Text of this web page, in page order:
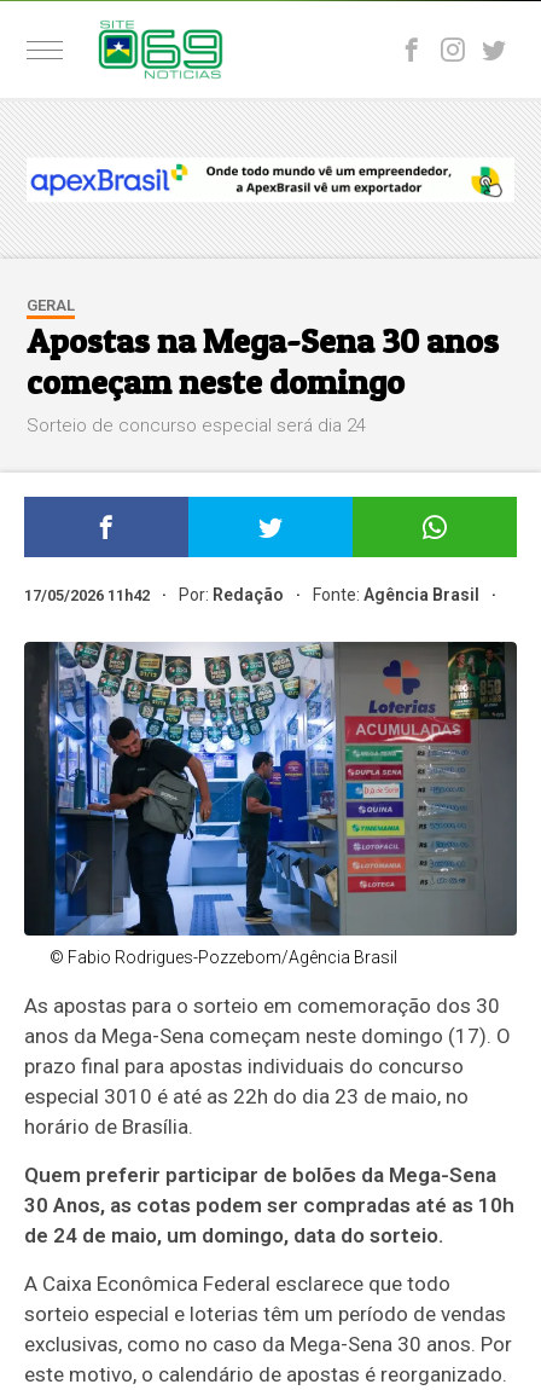
GERAL
Apostas na Mega-Sena 30 anos
começam neste domingo
Sorteio de concurso especial será dia 24
17/05/2026 11h42 Por: Redação Fonte:Agência Brasil
© Fabio Rodrigues-Pozzebom/Agência Brasil
As apostas para o sorteio em comemoração dos 30
anos da Mega-Sena começam neste domingo (17). O
prazo final para apostas individuais do concurso
especial 3010 é até as 22h do dia 23 de maio, no
horário de Brasília.
Quem preferir participar de bolões da Mega-Sena
30 Anos, as cotas podem ser compradas até as 10h
de 24 de maio, um domingo, data do sorteio.
A Caixa Econômica Federal esclarece que todo
sorteio especial e loterias têm um período de vendas
exclusivas, como no caso da Mega-Sena 30 anos. Por
este motivo, o calendário de apostas é reorganizado.